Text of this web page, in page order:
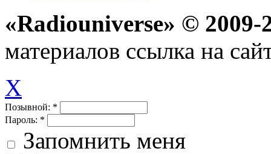
«Radiouniverse» © 2009-
материалов ссылка на
X
Позывной: *
Пароль: *
Запомнить меня